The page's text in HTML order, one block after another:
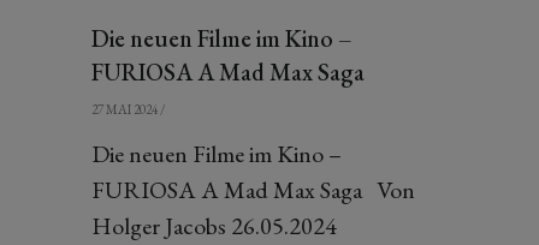
Die neuen Filme im Kino –
FURIOSA A Mad Max Saga
27 MAI 2024 /
Die neuen Filme im Kino –
FURIOSA A Mad Max Saga Von
Holger Jacobs 26.05.2024